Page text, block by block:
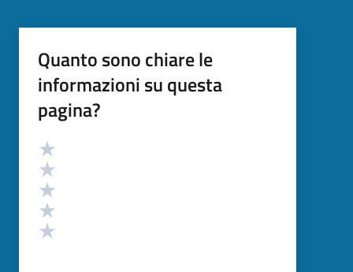
Quanto sono chiare le
informazioni su questa
pagina?
Valutazione